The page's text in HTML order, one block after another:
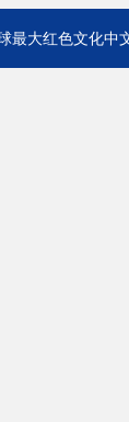
球最大红色文化